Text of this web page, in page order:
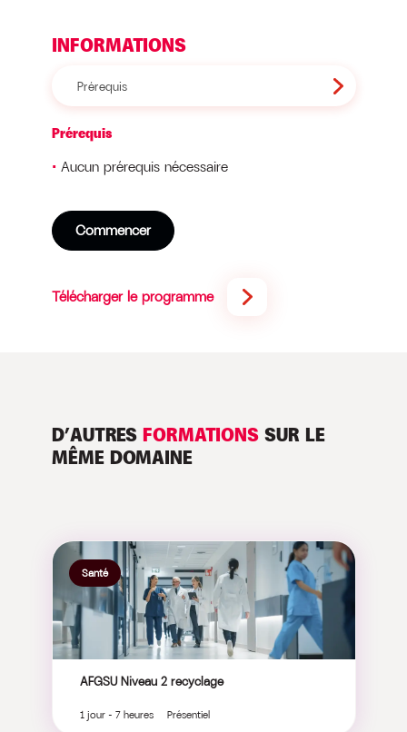
INFORMATIONS
Prérequis
Prérequis
Aucun prérequis nécessaire
Commencer
Télécharger le programme
D’AUTRES FORMATIONSSUR LE
MÊME DOMAINE
Santé
AFGSU Niveau 2 recyclage
1 jour - 7 heures Présentiel